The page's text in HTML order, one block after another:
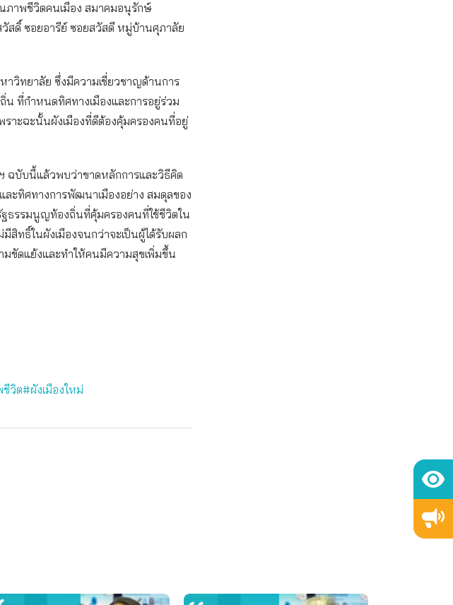
ภาพชีวิตคนเมือง สมาคมอนุรักษ์
สดิ์ ซอยอารีย์ ซอยสวัสดี หมู่บ้านศุภาลัย
วิทยาลัย ซึ่งมีความเชี่ยวชาญด้านการ
น ที่กำหนดทิศทางเมืองและการอยู่ร่วม
ราะฉะนั้นผังเมืองที่ดีต้องคุ้มครองคนที่อยู่
ฉบับนี้แล้วพบว่าขาดหลักการและวิธีคิด
ะทิศทางการพัฒนาเมืองอย่าง สมดุลของ
ฐธรรมนูญท้องถิ่นที่คุ้มครองคนที่ใช้ชีวิตใน
สิทธิ์ในผังเมืองจนกว่าจะเป็นผู้ได้รับผลก
มขัดแย้งและทำให้คนมีความสุขเพิ่มขึ้น
วิต#ผังเมืองใหม่